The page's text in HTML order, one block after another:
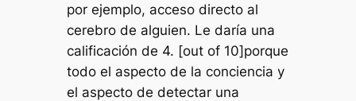
por ejemplo, acceso directo al
cerebro de alguien. Le daría una
calificación de 4. [out of 10]porque
todo el aspecto de la conciencia y
el aspecto de detectar una